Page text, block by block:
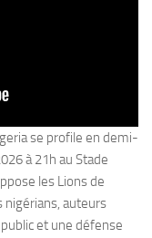
se profile en demi-
à 21h au Stade
les Lions de
nigérians, auteurs
public et une défense